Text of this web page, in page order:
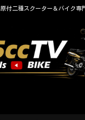
原付二種スクーター＆バイク専